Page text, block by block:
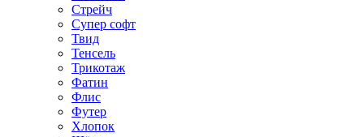
Стрейч
Супер софт
Твид
Тенсель
Трикотаж
Фатин
Флис
Футер
Хлопок